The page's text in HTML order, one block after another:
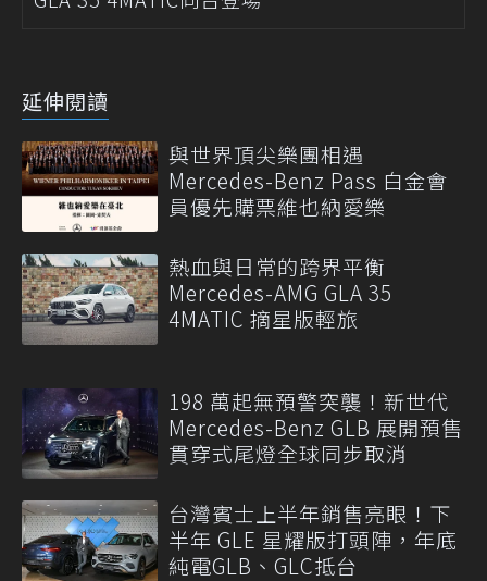
延伸閱讀
與世界頂尖樂團相遇
Mercedes-Benz Pass 白金會
員優先購票維也納愛樂
熱血與日常的跨界平衡
Mercedes-AMG GLA 35
4MATIC 摘星版輕旅
198 萬起無預警突襲！新世代
Mercedes-Benz GLB 展開預售
貫穿式尾燈全球同步取消
台灣賓士上半年銷售亮眼！下
半年 GLE 星耀版打頭陣，年底
純電GLB、GLC抵台